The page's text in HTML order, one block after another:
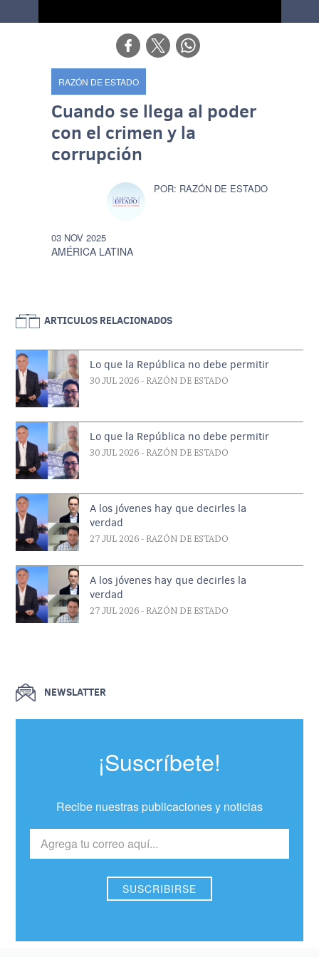
RAZÓN DE ESTADO
Cuando se llega al poder
con el crimen y la
corrupción
AMÉRICA LATINA
RAZÓN DE ESTADO
03 NOV 2025
ARTICULOS RELACIONADOS
Lo que la República no debe permitir
30 JUL 2026 - RAZÓN DE ESTADO
Lo que la República no debe permitir
30 JUL 2026 - RAZÓN DE ESTADO
A los jóvenes hay que decirles la
verdad
27 JUL 2026 - RAZÓN DE ESTADO
A los jóvenes hay que decirles la
verdad
27 JUL 2026 - RAZÓN DE ESTADO
NEWSLATTER
¡Suscríbete!
Recibe nuestras publicaciones y noticias